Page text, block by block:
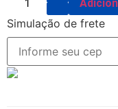
Simulação de frete